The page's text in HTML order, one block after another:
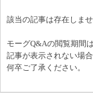
該当の記事は存在しませ
モーグQ&Aの閲覧期間
記事が表示されない場
何卒ご了承ください。